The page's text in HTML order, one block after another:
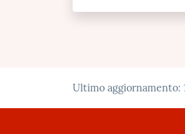
Ultimo aggiornamento: